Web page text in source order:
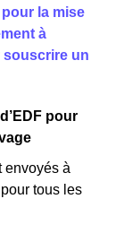
pour la mise
à
un
pour
envoyés à
tous les